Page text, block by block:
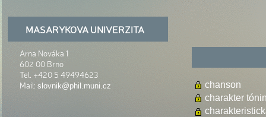
MASARYKOVA UNIVERZITA
Arna Nováka 1
602 00 Brno
Tel. +420 5 49494623
Mail: slovnik@phil.muni.cz
chanson
charakter